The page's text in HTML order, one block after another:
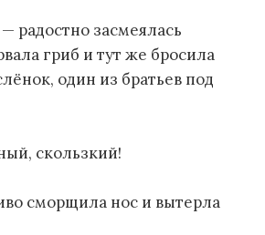
радостно засмеялась
гриб и тут же бросила
один из братьев под
скользкий!
сморщила нос и вытерла